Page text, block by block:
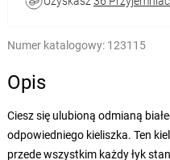
Numer katalogowy: 123115
Opis
Ciesz się ulubioną odmianą
odpowiedniego kieliszka. Ten
przede wszystkim każdy łyk